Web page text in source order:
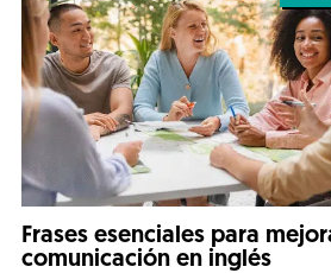
Frases esenciales para
comunicación en inglés